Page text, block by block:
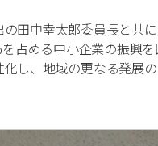
田中幸太郎委員長と共
占める中小企業の振興
し、地域の更なる発展